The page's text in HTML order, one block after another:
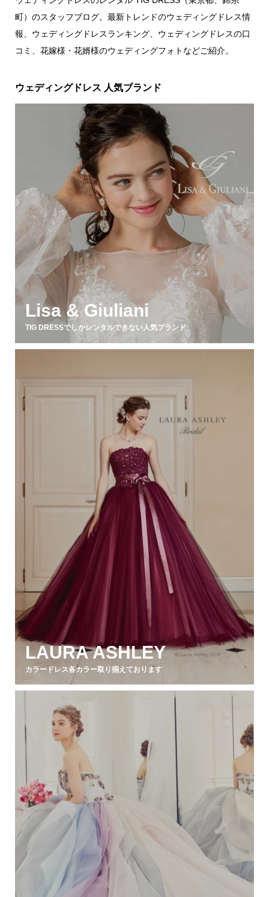
町）のスタッフブログ。最新トレンドのウェディングドレス情
報、ウェディングドレスランキング、ウェディングドレスの口
コミ、花嫁様・花婿様のウェディングフォトなどご紹介。
ウェディングドレス 人気ブランド
Lisa & Giuliani
TIG DRESSでしかレンタルできない人気ブランド
LAURA ASHLEY
カラードレス各カラー取り揃えております